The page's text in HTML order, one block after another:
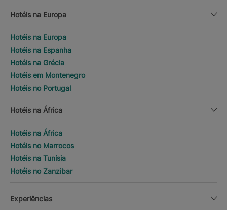
Hotéis na Europa
Hotéis na Europa
Hotéis na Espanha
Hotéis na Grécia
Hotéis em Montenegro
Hotéis no Portugal
Hotéis na África
Hotéis na África
Hotéis no Marrocos
Hotéis na Tunísia
Hotéis no Zanzibar
Experiências